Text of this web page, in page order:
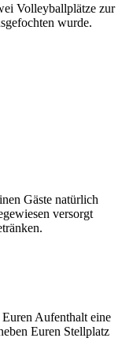
Volleyballplätze zur
wurde.
Gäste natürlich
versorgt
Aufenthalt eine
Euren Stellplatz